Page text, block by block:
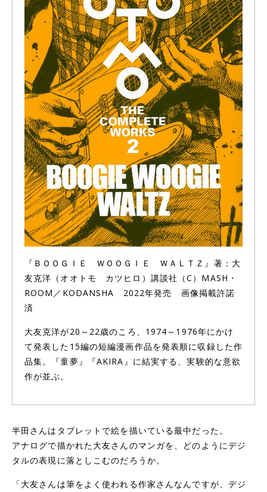
『ＢＯＯＧＩＥ ＷＯＯＧＩＥ ＷＡＬＴＺ』著：大
友克洋（オオトモ カツヒロ）講談社（C）MASH・
ROOM／KODANSHA 2022年発売 画像掲載許諾
済
大友克洋が20～22歳のころ、1974～1976年にかけ
て発表した15編の短編漫画作品を発表順に収録した作
品集。『童夢』『AKIRA』に結実する、実験的な意欲
作が並ぶ。
半田さんはタブレットで絵を描いている最中だった。
アナログで描かれた大友さんのマンガを、どのようにデジ
タルの表現に落としこむのだろうか。
「大友さんは筆をよく使われる作家さんなんですが、デジ